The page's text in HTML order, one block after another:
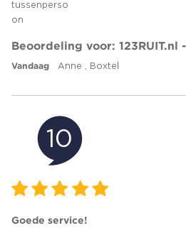
tussenperso
on
Beoordeling voor: 123RUIT.nl
Vandaag Anne , Boxtel
10
Goede service!